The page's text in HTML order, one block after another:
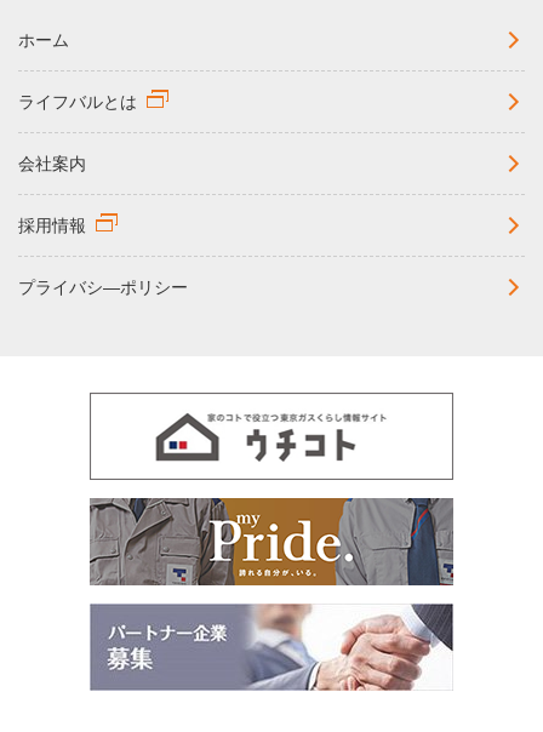
ホーム
ライフバルとは
会社案内
採用情報
プライバシ―ポリシー